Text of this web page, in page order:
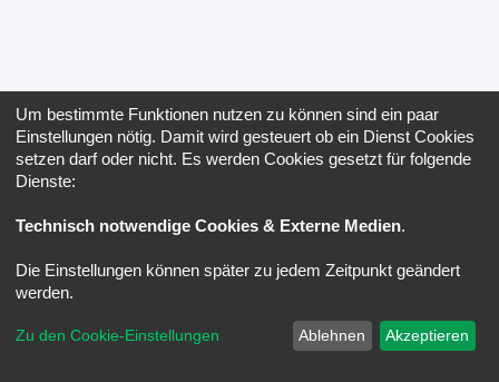
Um bestimmte Funktionen nutzen zu können sind ein paar
Einstellungen nötig. Damit wird gesteuert ob ein Dienst Cookies
setzen darf oder nicht. Es werden Cookies gesetzt für folgende
Dienste:
Technisch notwendige Cookies & Externe Medien.
Die Einstellungen können später zu jedem Zeitpunkt geändert
werden.
Zu den Cookie-Einstellungen Ablehnen Akzeptieren